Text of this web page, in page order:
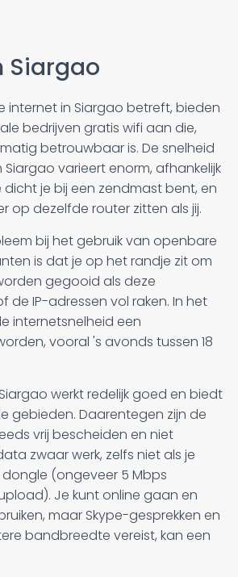
Siargao
internet in Siargao betreft, bieden
bedrijven gratis wifi aan die,
betrouwbaar is. De snelheid
varieert enorm, afhankelijk
je bij een zendmast bent, en
op dezelfde router zitten als jij.
bij het gebruik van openbare
is dat je op het randje zit om
gegooid als deze
de IP-adressen vol raken. In het
internetsnelheid een
vooral 's avonds tussen 18
werkt redelijk goed en biedt
gebieden. Daarentegen zijn de
vrij bescheiden en niet
zwaar werk, zelfs niet als je
(ongeveer 5 Mbps
Je kunt online gaan en
maar Skype-gesprekken en
bandbreedte vereist, kan een